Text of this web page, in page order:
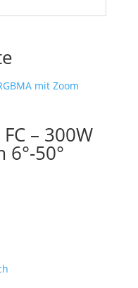
– 300W
6°-50°